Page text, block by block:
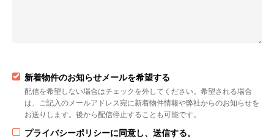
新着物件のお知らせメールを希望する
配信を希望しない場合はチェックを外してください。希望される場合
は、ご記入のメールアドレス宛に新着物件情報や弊社からのお知らせを
お送りします。後から配信停止することも可能です。
プライバシーポリシーに同意し、送信する。